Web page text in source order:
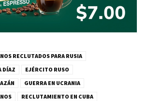
RECLUTADOS PARA RUSIA
DÍAZ
EJÉRCITO RUSO
GUERRA EN UCRANIA
RECLUTAMIENTO EN CUBA